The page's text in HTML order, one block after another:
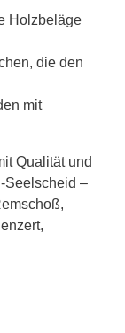
Holzbeläge
die den
mit
Qualität und
Seelscheid –